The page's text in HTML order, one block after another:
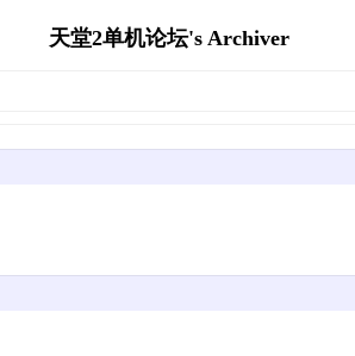
天堂2单机论坛's Archiver